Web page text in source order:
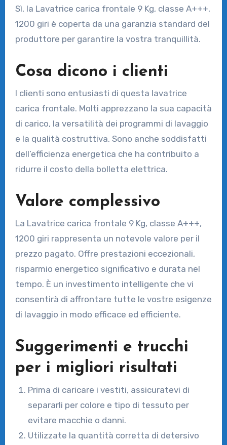
Sì, la Lavatrice carica frontale 9 Kg, classe A+++,
1200 giri è coperta da una garanzia standard del
produttore per garantire la vostra tranquillità.
Cosa dicono i clienti
I clienti sono entusiasti di questa lavatrice
carica frontale. Molti apprezzano la sua capacità
di carico, la versatilità dei programmi di lavaggio
e la qualità costruttiva. Sono anche soddisfatti
dell’efficienza energetica che ha contribuito a
ridurre il costo della bolletta elettrica.
Valore complessivo
La Lavatrice carica frontale 9 Kg, classe A+++,
1200 giri rappresenta un notevole valore per il
prezzo pagato. Offre prestazioni eccezionali,
risparmio energetico significativo e durata nel
tempo. È un investimento intelligente che vi
consentirà di affrontare tutte le vostre esigenze
di lavaggio in modo efficace ed efficiente.
Suggerimenti e trucchi
per i migliori risultati
Prima di caricare i vestiti, assicuratevi di
separarli per colore e tipo di tessuto per
evitare macchie o danni.
Utilizzate la quantità corretta di detersivo